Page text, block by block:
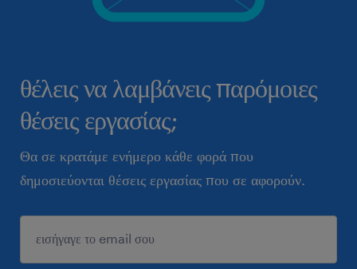
θέλεις να λαμβάνεις παρόμοιες
θέσεις εργασίας;
Θα σε κρατάμε ενήμερο κάθε φορά που
δημοσιεύονται θέσεις εργασίας που σε αφορούν.